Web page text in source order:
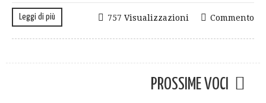
Leggi di più Commento
757 Visualizzazioni
PROSSIME VOCI